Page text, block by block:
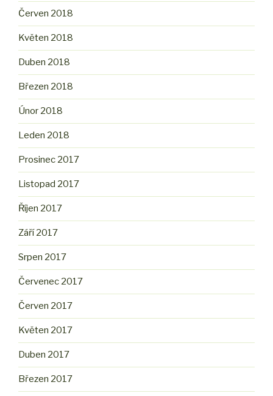
Červen 2018
Květen 2018
Duben 2018
Březen 2018
Únor 2018
Leden 2018
Prosinec 2017
Listopad 2017
Říjen 2017
Září 2017
Srpen 2017
Červenec 2017
Červen 2017
Květen 2017
Duben 2017
Březen 2017